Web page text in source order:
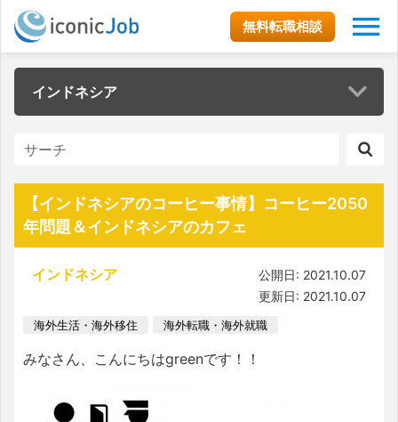
無料転職相談
インドネシア
【インドネシアのコーヒー事情】コーヒー2050
年問題＆インドネシアのカフェ
インドネシア
公開日: 2021.10.07
更新日: 2021.10.07
海外生活・海外移住 海外転職・海外就職
みなさん、こんにちはgreenです！！